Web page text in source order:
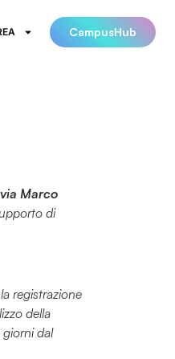
CampusHub
via Marco
di
registrazione
della
dal